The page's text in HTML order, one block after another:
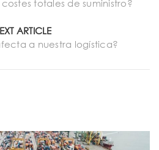
totales de suministro?
ARTICLE
a nuestra logística?